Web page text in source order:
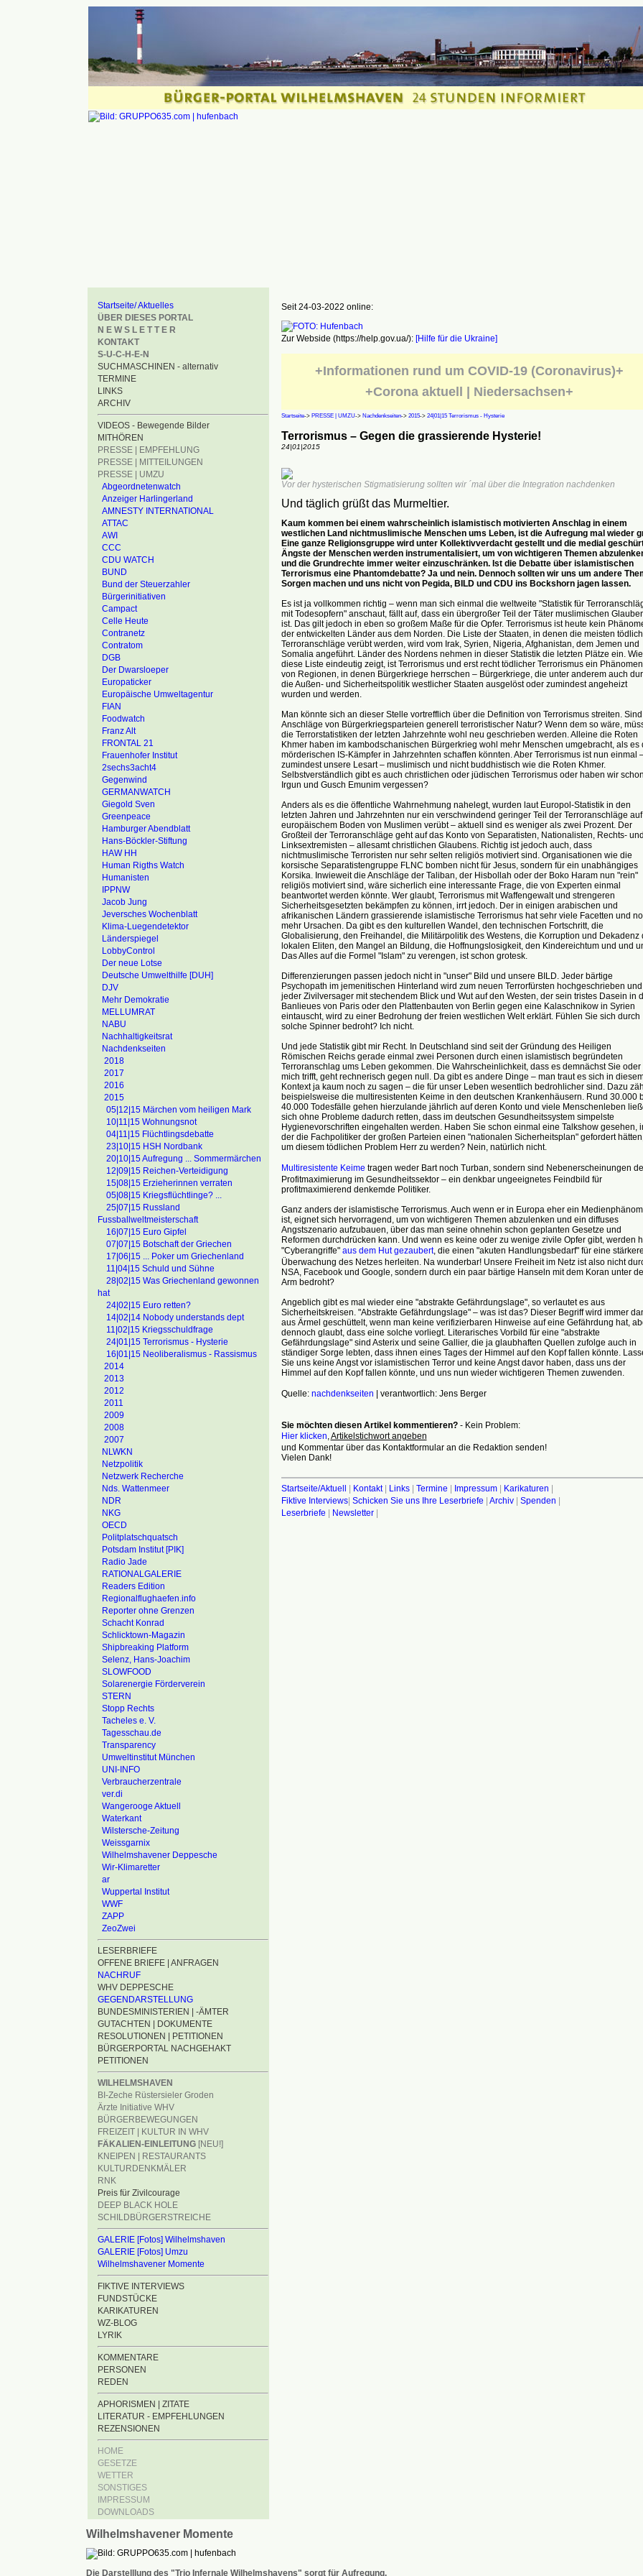
Startseite/ Aktuelles
ÜBER DIESES PORTAL
N E W S L E T T E R
KONTAKT
S-U-C-H-E-N
SUCHMASCHINEN - alternativ
TERMINE
LINKS
ARCHIV
VIDEOS - Bewegende Bilder
MITHÖREN
PRESSE | EMPFEHLUNG
PRESSE | MITTEILUNGEN
PRESSE | UMZU
Abgeordnetenwatch
Anzeiger Harlingerland
AMNESTY INTERNATIONAL
ATTAC
AWI
CCC
CDU WATCH
BUND
Bund der Steuerzahler
Bürgerinitiativen
Campact
Celle Heute
Contranetz
Contratom
DGB
Der Dwarsloeper
Europaticker
Europäische Umweltagentur
FIAN
Foodwatch
Franz Alt
FRONTAL 21
Frauenhofer Institut
2sechs3acht4
Gegenwind
GERMANWATCH
Giegold Sven
Greenpeace
Hamburger Abendblatt
Hans-Böckler-Stiftung
HAW HH
Human Rigths Watch
Humanisten
IPPNW
Jacob Jung
Jeversches Wochenblatt
Klima-Luegendetektor
Länderspiegel
LobbyControl
Der neue Lotse
Deutsche Umwelthilfe [DUH]
DJV
Mehr Demokratie
MELLUMRAT
NABU
Nachhaltigkeitsrat
Nachdenkseiten
2018
2017
2016
2015
05|12|15 Märchen vom heiligen Mark
10|11|15 Wohnungsnot
04|11|15 Flüchtlingsdebatte
23|10|15 HSH Nordbank
20|10|15 Aufregung ... Sommermärchen
12|09|15 Reichen-Verteidigung
15|08|15 Erzieherinnen verraten
05|08|15 Kriegsflüchtlinge? ...
25|07|15 Russland
Fussballweltmeisterschaft
16|07|15 Euro Gipfel
07|07|15 Botschaft der Griechen
17|06|15 ... Poker um Griechenland
11|04|15 Schuld und Sühne
28|02|15 Was Griechenland gewonnen
hat
24|02|15 Euro retten?
14|02|14 Nobody understands dept
11|02|15 Kriegsschuldfrage
24|01|15 Terrorismus - Hysterie
16|01|15 Neoliberalismus - Rassismus
2014
2013
2012
2011
2009
2008
2007
NLWKN
Netzpolitik
Netzwerk Recherche
Nds. Wattenmeer
NDR
NKG
OECD
Politplatschquatsch
Potsdam Institut [PIK]
Radio Jade
RATIONALGALERIE
Readers Edition
Regionalflughaefen.info
Reporter ohne Grenzen
Schacht Konrad
Schlicktown-Magazin
Shipbreaking Platform
Selenz, Hans-Joachim
SLOWFOOD
Solarenergie Förderverein
STERN
Stopp Rechts
Tacheles e. V.
Tagesschau.de
Transparency
Umweltinstitut München
UNI-INFO
Verbraucherzentrale
ver.di
Wangerooge Aktuell
Waterkant
Wilstersche-Zeitung
Weissgarnix
Wilhelmshavener Deppesche
Wir-Klimaretter
ar
Wuppertal Institut
WWF
ZAPP
ZeoZwei
LESERBRIEFE
OFFENE BRIEFE | ANFRAGEN
NACHRUF
WHV DEPPESCHE
GEGENDARSTELLUNG
BUNDESMINISTERIEN | -ÄMTER
GUTACHTEN | DOKUMENTE
RESOLUTIONEN | PETITIONEN
BÜRGERPORTAL NACHGEHAKT
PETITIONEN
WILHELMSHAVEN
BI-Zeche Rüstersieler Groden
Ärzte Initiative WHV
BÜRGERBEWEGUNGEN
FREIZEIT | KULTUR IN WHV
FÄKALIEN-EINLEITUNG [NEU!]
KNEIPEN | RESTAURANTS
KULTURDENKMÄLER
RNK
Preis für Zivilcourage
DEEP BLACK HOLE
SCHILDBÜRGERSTREICHE
GALERIE [Fotos] Wilhelmshaven
GALERIE [Fotos] Umzu
Wilhelmshavener Momente
FIKTIVE INTERVIEWS
FUNDSTÜCKE
KARIKATUREN
WZ-BLOG
LYRIK
KOMMENTARE
PERSONEN
REDEN
APHORISMEN | ZITATE
LITERATUR - EMPFEHLUNGEN
REZENSIONEN
HOME
GESETZE
WETTER
SONSTIGES
IMPRESSUM
DOWNLOADS
Seit 24-03-2022 online:
Zur Webside (https://help.gov.ua/): [Hilfe für die Ukraine]
+Informationen rund um COVID-19 (Coronavirus)+
+Corona aktuell | Niedersachsen+
Startseite-> PRESSE | UMZU-> Nachdenkseiten-> 2015-> 24|01|15 Terrorismus - Hysterie
Terrorismus – Gegen die grassierende Hysterie!
24|01|2015
Vor der hysterischen Stigmatisierung sollten wir ´mal über die Integration nachdenken
Und täglich grüßt das Murmeltier.
Kaum kommen bei einem wahrscheinlich islamistisch motivierten Anschlag in einem
westlichen Land nichtmuslimische Menschen ums Leben, ist die Aufregung mal wieder
Eine ganze Religionsgruppe wird unter Kollektivverdacht gestellt und die medial
Ängste der Menschen werden instrumentalisiert, um von wichtigeren Themen
und die Grundrechte immer weiter einzuschränken. Ist die Debatte über islamistischen
Terrorismus eine Phantomdebatte? Ja und nein. Dennoch sollten wir uns um andere
Sorgen machen und uns nicht von Pegida, BILD und CDU ins Bockshorn jagen lassen.
Es ist ja vollkommen richtig – wenn man sich einmal die weltweite "Statistik für
mit Todesopfern" anschaut, fällt auf, dass ein übergroßer Teil der Täter muslimischen
ist. Das gilt jedoch in eben so großem Maße für die Opfer. Terrorismus ist heute kein
der entwickelten Länder aus dem Norden. Die Liste der Staaten, in denen die meisten
Terroranschläge verübt werden, wird vom Irak, Syrien, Nigeria, Afghanistan, dem Jemen und
Somalia angeführt. Länder des Nordens nehmen in dieser Statistik die letzten Plätze ein. Wie
diese Liste eindeutig zeigt, ist Terrorismus und erst recht tödlicher Terrorismus ein Phänomen
von Regionen, in denen Bürgerkriege herrschen – Bürgerkriege, die unter anderem auch
die Außen- und Sicherheitspolitik westlicher Staaten ausgelöst oder zumindest angeheizt
wurden und werden.
Man könnte sich an dieser Stelle vortrefflich über die Definition von Terrorismus streiten. Sind
Anschläge von Bürgerkriegsparteien generell terroristischer Natur? Wenn dem so wäre,
die Terrorstatistiken der letzten Jahrzehnte wohl neu geschrieben werden. Alleine die Roten
Khmer haben im kambodschanischen Bürgerkrieg wohl mehr Menschen umgebracht, als es
mörderischen IS-Kämpfer in Jahrzehnten schaffen könnten. Aber Terrorismus ist nun einmal
zumindest unsere Lesart – muslimisch und nicht buddhistisch wie die Roten Khmer.
Selbstverständlich gibt es auch christlichen oder jüdischen Terrorismus oder haben wir schon
Irgun und Gusch Emunim vergessen?
Anders als es die öffentliche Wahrnehmung nahelegt, wurden laut Europol-Statistik in den
letzten Jahren und Jahrzehnten nur ein verschwindend geringer Teil der Terroranschläge auf
europäischem Boden von Muslimen verübt – aktuell sind es weniger als zwei Prozent. Der
Großteil der Terroranschläge geht auf das Konto von Separatisten, Nationalisten, Rechts- und
Linksextremisten – allesamt christlichen Glaubens. Richtig ist jedoch auch, dass
nichtmuslimische Terroristen nur sehr selten religiös motiviert sind. Organisationen wie die
korsische Separatistengruppe FLNC bomben nicht für Jesus, sondern für ein unabhängiges
Korsika. Inwieweit die Anschläge der Taliban, der Hisbollah oder der Boko Haram nun "rein"
religiös motiviert sind, wäre sicherlich eine interessante Frage, die von Experten einmal
beantwortet werden könnte. Wer glaubt, Terrorismus mit Waffengewalt und strengeren
Sicherheitsgesetzten bekämpfen zu können, irrt jedoch. Der in einigen arabischen und
afrikanischen Ländern grassierende islamistische Terrorismus hat sehr viele Facetten und
mehr Ursachen. Da gibt es den kulturellen Wandel, den technischen Fortschritt, die
Globalisierung, den Freihandel, die Militärpolitik des Westens, die Korruption und Dekadenz
lokalen Eliten, den Mangel an Bildung, die Hoffnungslosigkeit, den Kindereichtum und und
Das Alles auf die Formel "Islam" zu verengen, ist schon grotesk.
Differenzierungen passen jedoch nicht in "unser" Bild und unsere BILD. Jeder bärtige
Psychopath im jemenitischen Hinterland wird zum neuen Terrorfürsten hochgeschrieben und
jeder Zivilversager mit stechendem Blick und Wut auf den Westen, der sein tristes Dasein in
Banlieues von Paris oder den Plattenbauten von Berlin gegen eine Kalaschnikow in Syrien
eintauscht, wird zu einer Bedrohung der freien westlichen Welt erklärt. Fühlen Sie sich durch
solche Spinner bedroht? Ich nicht.
Und jede Statistik gibt mir Recht. In Deutschland sind seit der Gründung des Heiligen
Römischen Reichs gerade einmal zwei Personen durch einen islamistisch begründeten
Terroranschlag ums Leben gekommen. Die Wahrscheinlichkeit, dass es demnächst Sie oder
mich trifft, geht rechnerisch gegen null. Da gibt es andere Dinge – man traut es sich in
Kontext ja kaum noch zu sagen – die für unser Leben wesentlich bedrohlicher sind. Dazu
beispielsweise die multiresistenten Keime in den deutschen Krankenhäusern. Rund 30.000
40.000 Todesfälle gehen hierzulande jährlich auf deren Konto und viele Menschenleben
sich ohne Probleme dadurch retten, dass im deutschen Gesundheitssystem simpelste
Hygienevorschriften eingehalten werden. Haben Sie schon einmal eine Talkshow gesehen,
der die Fachpolitiker der großen Parteien einen "nationalen Sicherheitsplan" gefordert
um diesem tödlichen Problem Herr zu werden? Nein, natürlich nicht.
Multiresistente Keime tragen weder Bart noch Turban, sondern sind Nebenerscheinungen
Profitmaximierung im Gesundheitssektor – ein denkbar ungeeignetes Feindbild für
profitmaximierend denkemde Politiker.
Ganz anders der islamistische Terrorismus. Auch wenn er in Europa eher ein
ist, eignet sich hervorragend, um von wichtigeren Themen abzulenken und ein diffuses
Angstszenario aufzubauen, über das man seine ohnehin schon geplanten Gesetze und
Reformen durchdrücken kann. Und wenn es keine oder zu wenige zivile Opfer gibt, werden
"Cyberangriffe" aus dem Hut gezaubert, die einen "akuten Handlungsbedarf" für eine stärkere
Überwachung des Netzes herleiten. Na wunderbar! Unsere Freiheit im Netz ist also nicht
NSA, Facebook und Google, sondern durch ein paar bärtige Hanseln mit dem Koran unter
Arm bedroht?
Angeblich gibt es mal wieder eine "abstrakte Gefährdungslage", so verlautet es aus
Sicherheitskreisen. "Abstrakte Gefährdungslage" – was ist das? Dieser Begriff wird immer
aus Ärmel geschüttelt, wenn man keine verifizierbaren Hinweise auf eine Gefährdung hat,
dennoch glaubt, dass eine solche vorliegt. Literarisches Vorbild für eine "abstrakte
Gefährdungslage" sind Asterix und seine Gallier, die ja glaubhaften Quellen zufolge auch in
ständiger Sorge lebten, dass ihnen eines Tages der Himmel auf den Kopf fallen könnte.
Sie uns keine Angst vor islamistischen Terror und keine Angst davor haben, dass uns der
Himmel auf den Kopf fallen könnte, und uns nun wieder wichtigeren Themen zuwenden.
Quelle: nachdenkseiten | verantwortlich: Jens Berger
Sie möchten diesen Artikel kommentieren? - Kein Problem:
Hier klicken,Artikelstichwort angeben
und Kommentar über das Kontaktformular an die Redaktion senden!
Vielen Dank!
Startseite/Aktuell | Kontakt| Links| Termine | Impressum| Karikaturen |
Fiktive Interviews| Schicken Sie uns Ihre Leserbriefe | Archiv| Spenden |
Leserbriefe | Newsletter|
Wilhelmshavener Momente
Die Darstelllung des "Trio Infernale Wilhelmshavens" sorgt für Aufregung.